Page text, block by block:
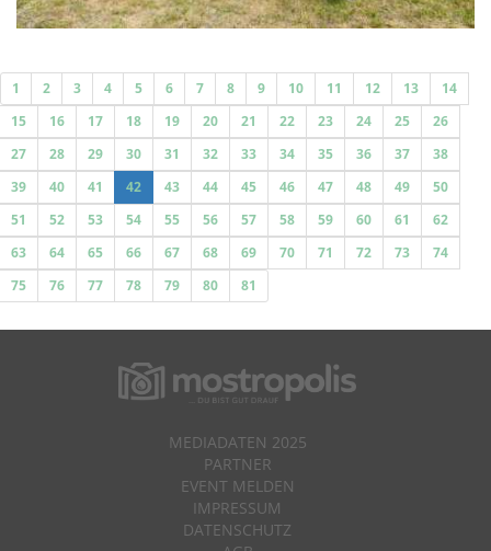
1 2 3 4 5 6 7 8 9 10 11 12 13
14
15
16 17 18 19 20 21 22 23 24 25
26
27
28 29 30 31 32 33 34 35 36 37
38
39
40 41 42 43 44 45 46 47 48 49
50
51
52 53 54 55 56 57 58 59 60 61
62
63
64 65 66 67 68 69 70 71 72 73
74
75
76 77 78 79 80 81
MEDIADATEN 2025
PARTNER
EVENT MELDEN
IMPRESSUM
DATENSCHUTZ